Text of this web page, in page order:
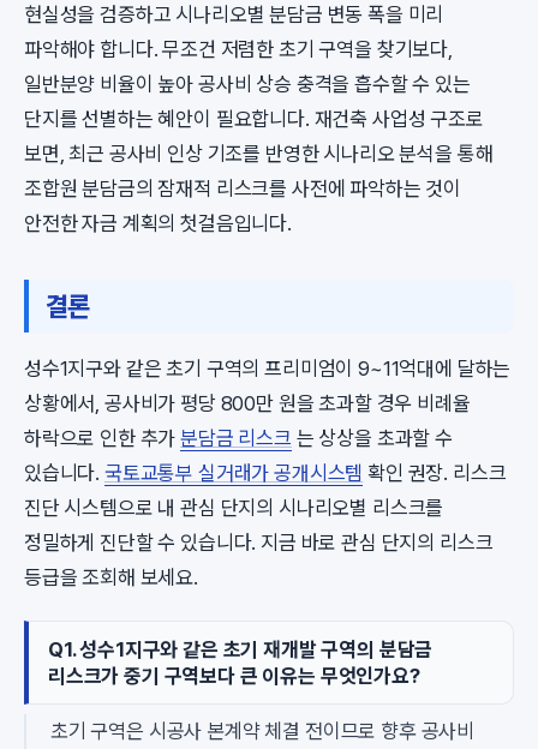
현실성을 검증하고 시나리오별 분담금 변동 폭을 미리
파악해야 합니다. 무조건 저렴한 초기 구역을 찾기보다,
일반분양 비율이 높아 공사비 상승 충격을 흡수할 수 있는
단지를 선별하는 혜안이 필요합니다. 재건축 사업성 구조로
보면, 최근 공사비 인상 기조를 반영한 시나리오 분석을 통해
조합원 분담금의 잠재적 리스크를 사전에 파악하는 것이
안전한 자금 계획의 첫걸음입니다.
결론
성수1지구와 같은 초기 구역의 프리미엄이 9~11억대에 달하는
상황에서, 공사비가 평당 800만 원을 초과할 경우 비례율
하락으로 인한 추가분담금 리스크 는 상상을 초과할 수
있습니다. 국토교통부 실거래가 공개시스템 확인 권장. 리스크
진단 시스템으로 내 관심 단지의 시나리오별 리스크를
정밀하게 진단할 수 있습니다. 지금 바로 관심 단지의 리스크
등급을 조회해 보세요.
Q1. 성수1지구와 같은 초기 재개발 구역의 분담금
리스크가 중기 구역보다 큰 이유는 무엇인가요?
초기 구역은 시공사 본계약 체결 전이므로 향후 공사비